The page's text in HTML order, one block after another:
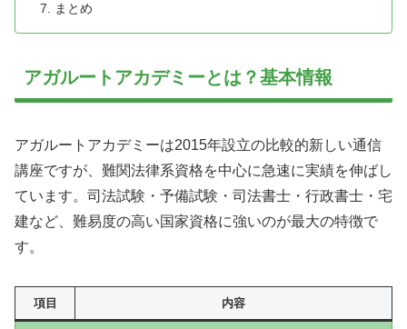
まとめ
アガルートアカデミーとは？基本情報
アガルートアカデミーは2015年設立の比較的新しい通信
講座ですが、難関法律系資格を中心に急速に実績を伸ばし
ています。司法試験・予備試験・司法書士・行政書士・宅
建など、難易度の高い国家資格に強いのが最大の特徴で
す。
項目 内容